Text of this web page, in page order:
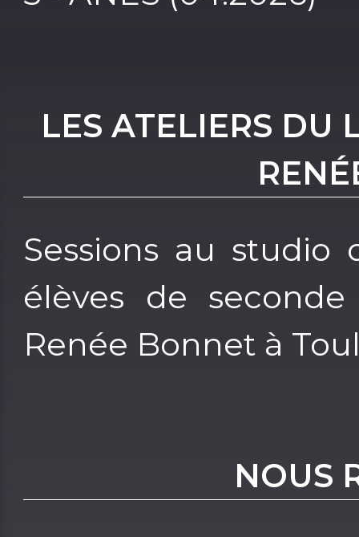
LES ATELIERS DU
Sessions au studio
élèves de
Renée Bonnet à
NOUS